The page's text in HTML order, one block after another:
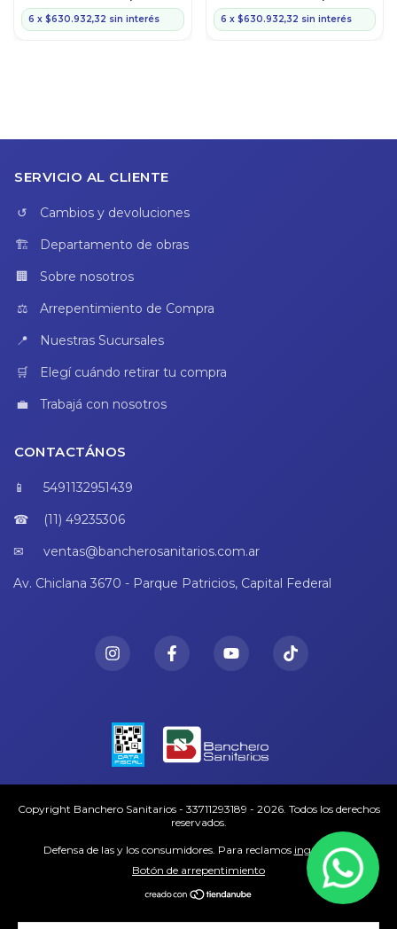
6 x $630.932,32 sin interés 6 x $630.932,32 sin interés
SERVICIO AL CLIENTE
Cambios y devoluciones
Departamento de obras
Sobre nosotros
Arrepentimiento de Compra
Nuestras Sucursales
Elegí cuándo retirar tu compra
Trabajá con nosotros
CONTACTÁNOS
5491132951439
(11) 49235306
ventas@bancherosanitarios.com.ar
Av. Chiclana 3670 - Parque Patricios, Capital Federal
Copyright Banchero Sanitarios - 33711293189 - 2026. Todos los derechos
reservados.
Defensa de las y los consumidores. Para reclamos ingresá acá.
Botón de arrepentimiento